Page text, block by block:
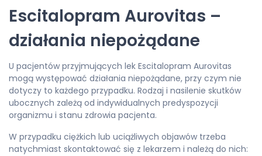
Escitalopram Aurovitas –
działania niepożądane
U pacjentów przyjmujących lek Escitalopram Aurovitas
mogą występować działania niepożądane, przy czym nie
dotyczy to każdego przypadku. Rodzaj i nasilenie skutków
ubocznych zależą od indywidualnych predyspozycji
organizmu i stanu zdrowia pacjenta.
W przypadku ciężkich lub uciążliwych objawów trzeba
natychmiast skontaktować się z lekarzem i należą do nich: